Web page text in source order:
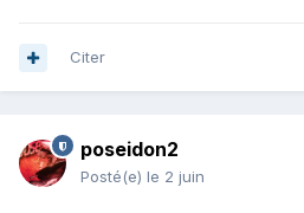
Citer
poseidon2
Posté(e) le 2 juin